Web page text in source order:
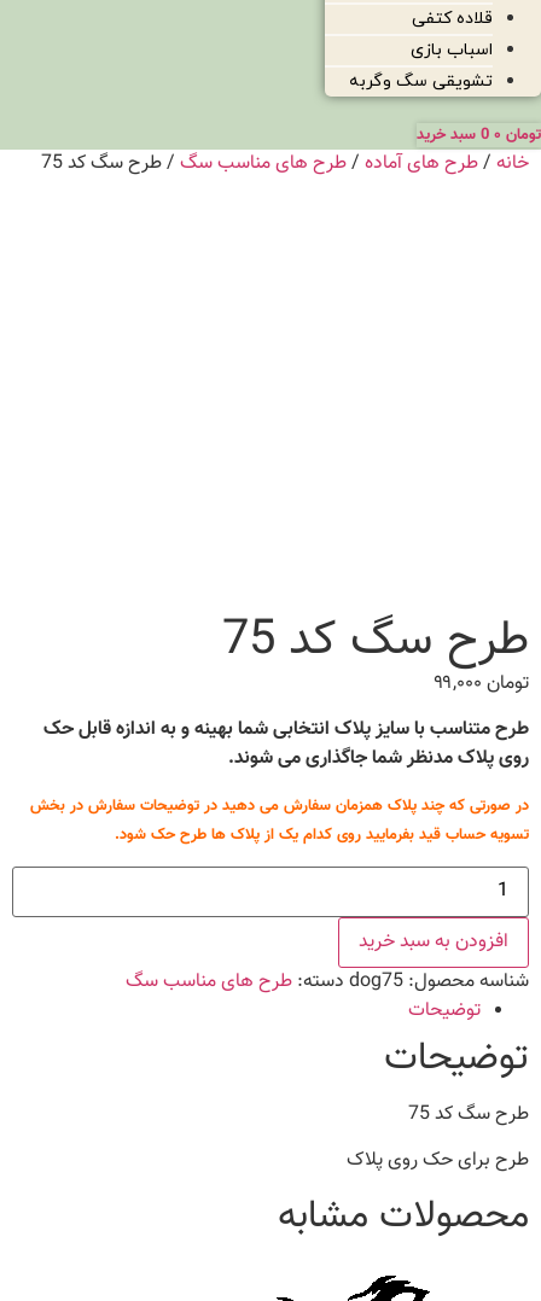
قلاده کتفی
اسباب بازی
تشویقی سگ وگربه
تومان 0 سبد خرید
خانه /طرح های آماده /طرح های مناسب سگ / طرح سگ کد 75
طرح سگ کد 75
تومان
طرح متناسب با سایز پلاک انتخابی شما بهینه و به اندازه قابل حک
روی پلاک مدنظر شما جاگذاری می شوند.
در صورتی که چند پلاک همزمان سفارش می دهید در توضیحات سفارش در بخش
تسویه حساب قید بفرمایید روی کدام یک از پلاک ها طرح حک شود.
طرح
سگ
کد
عددافزودن به سبد خرید
شناسه محصول: dog75 دسته: طرح های مناسب سگ
توضیحات
توضیحات
طرح سگ کد 75
طرح برای حک روی پلاک
محصولات مشابه